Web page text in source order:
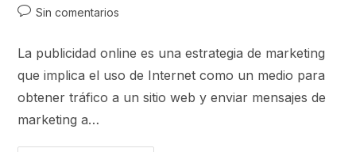
Sin comentarios
La publicidad online es una estrategia de marketing
que implica el uso de Internet como un medio para
obtener tráfico a un sitio web y enviar mensajes de
marketing a…